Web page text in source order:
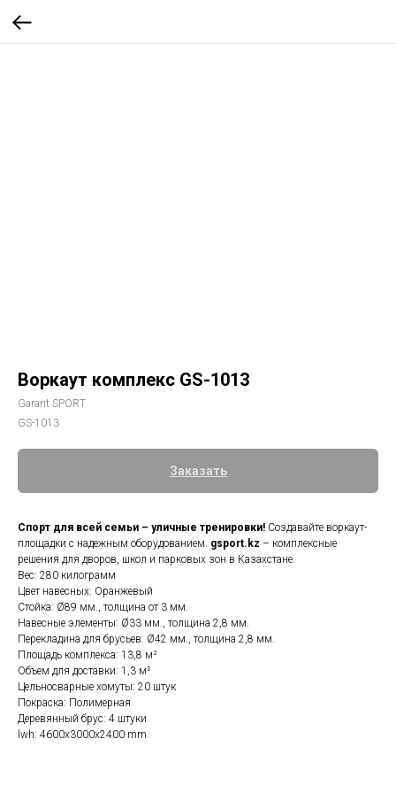
Воркаут комплекс GS-1013
Garant SPORT
GS-1013
Заказать
Спорт для всей семьи – уличные тренировки! Создавайте воркаут-
площадки с надежным оборудованием. gsport.kz – комплексные
решения для дворов, школ и парковых зон в Казахстане.
Вес: 280 килограмм
Цвет навесных: Оранжевый
Стойка: Ø89 мм., толщина от 3 мм.
Навесные элементы: Ø33 мм., толщина 2,8 мм.
Перекладина для брусьев: Ø42 мм., толщина 2,8 мм.
Площадь комплекса: 13,8 м²
Объем для доставки: 1,3 м³
Цельносварные хомуты: 20 штук
Покраска: Полимерная
Деревянный брус: 4 штуки
lwh: 4600x3000x2400 mm